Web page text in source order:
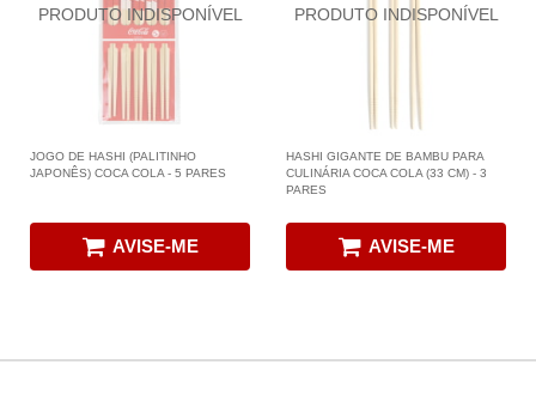
JOGO DE HASHI (PALITINHO
JAPONÊS) COCA COLA - 5 PARES
AVISE-ME
HASHI GIGANTE DE BAMBU PARA
CULINÁRIA COCA COLA (33 CM) - 3
PARES
AVISE-ME